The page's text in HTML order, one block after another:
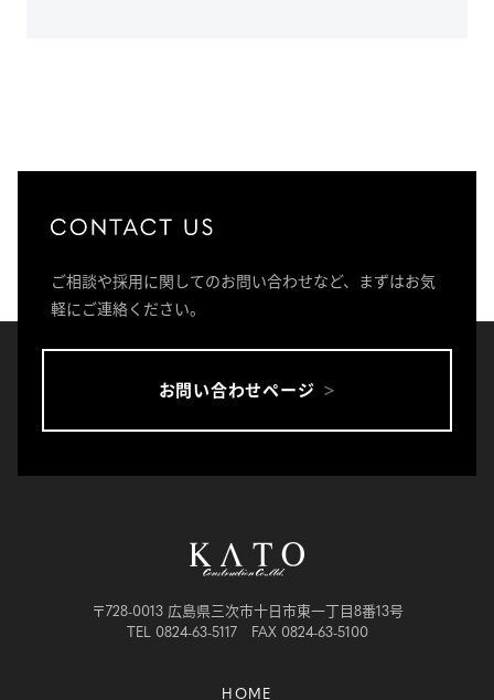
ご相談や採用に関してのお問い合わせなど、まずはお気
軽にご連絡ください。
お問い合わせページ
〒728-0013 広島県三次市十日市東一丁目8番13号
TEL 0824-63-5117 FAX 0824-63-5100
HOME